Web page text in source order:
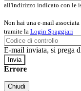
all'indirizzo indicato con le
Non hai una e-mail
tramite la Login Spaggiari
E-mail inviata, si prega
Errore
Chiudi